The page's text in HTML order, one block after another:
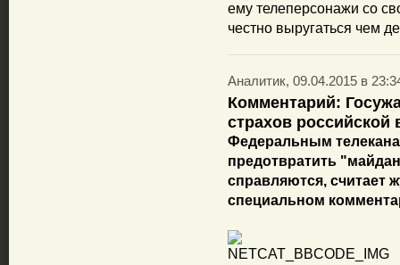
ему телеперсонажи со
честно выругаться чем
Аналитик, 09.04.2015 в
Комментарий:
страхов российской
Федеральным
предотвратить
справляются, считает
специальном